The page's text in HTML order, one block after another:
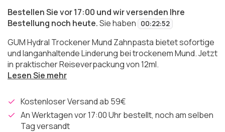
Bestellen Sie vor 17:00 und wir versenden Ihre
Bestellung noch heute.Sie haben 00:22:52
GUM Hydral Trockener Mund Zahnpasta bietet sofortige
und langanhaltende Linderung bei trockenem Mund. Jetzt
in praktischer Reiseverpackung von 12ml.
Lesen Sie mehr
Kostenloser Versand ab 59€
An Werktagen vor 17:00 Uhr bestellt, noch am selben
Tag versandt